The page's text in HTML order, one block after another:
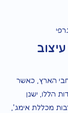
הארץ, כאשר
הללו, ישנן
מכללת אימג',